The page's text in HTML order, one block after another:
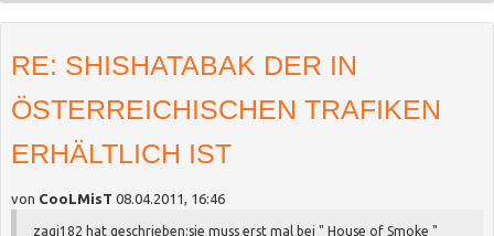
RE: SHISHATABAK DER IN
ÖSTERREICHISCHEN TRAFIKEN
ERHÄLTLICH IST
von CooLMisT 08.04.2011, 16:46
zagi182 hat geschrieben:sie muss erst mal bei " House of Smoke "